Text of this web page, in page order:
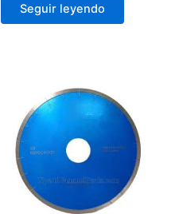
Seguir leyendo